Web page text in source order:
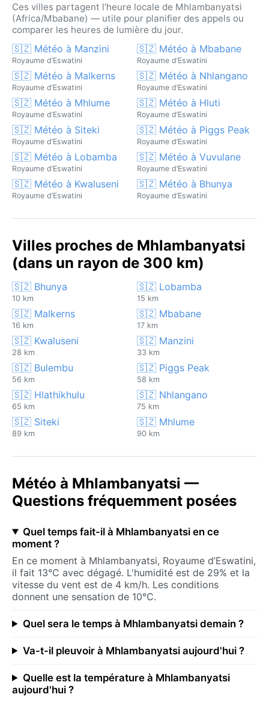
Ces villes partagent l'heure locale de Mhlambanyatsi
(Africa/Mbabane) — utile pour planifier des appels ou
comparer les heures de lumière du jour.
🇸🇿 Météo à Manzini
Royaume d’Eswatini
🇸🇿 Météo à Mbabane
Royaume d’Eswatini
🇸🇿 Météo à Malkerns
Royaume d’Eswatini
🇸🇿 Météo à Nhlangano
Royaume d’Eswatini
🇸🇿 Météo à Mhlume
Royaume d’Eswatini
🇸🇿 Météo à Hluti
Royaume d’Eswatini
🇸🇿 Météo à Siteki
Royaume d’Eswatini
🇸🇿 Météo à Piggs Peak
Royaume d’Eswatini
🇸🇿 Météo à Lobamba
Royaume d’Eswatini
🇸🇿 Météo à Vuvulane
Royaume d’Eswatini
🇸🇿 Météo à Kwaluseni
Royaume d’Eswatini
🇸🇿 Météo à Bhunya
Royaume d’Eswatini
Villes proches de Mhlambanyatsi
(dans un rayon de 300 km)
🇸🇿 Bhunya
10 km
🇸🇿 Lobamba
15 km
🇸🇿 Malkerns
16 km
🇸🇿 Mbabane
17 km
🇸🇿 Kwaluseni
28 km
🇸🇿 Manzini
33 km
🇸🇿 Bulembu
56 km
🇸🇿 Piggs Peak
58 km
🇸🇿 Hlathikhulu
65 km
🇸🇿 Nhlangano
75 km
🇸🇿 Siteki
89 km
🇸🇿 Mhlume
90 km
Météo à Mhlambanyatsi —
Questions fréquemment posées
Quel temps fait-il à Mhlambanyatsi en ce
moment ?
En ce moment à Mhlambanyatsi, Royaume d’Eswatini,
il fait 13°C avec dégagé. L'humidité est de 29% et la
vitesse du vent est de 4 km/h. Les conditions
donnent une sensation de 10°C.
Quel sera le temps à Mhlambanyatsi demain ?
Va-t-il pleuvoir à Mhlambanyatsi aujourd'hui ?
Quelle est la température à Mhlambanyatsi
aujourd'hui ?